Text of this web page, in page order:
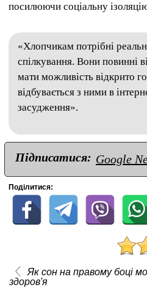
посилюючи соціальну
«Хлопчикам потрібні
спілкування. Вони повинні
мати можливість відкрито
відбувається з ними в
засудження».
Підписатися: Google
Поділитися:
Як сон на правому боці
здоров'я